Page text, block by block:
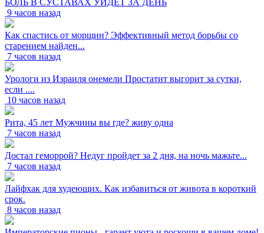
9 часов назад
Как спастись от морщин? Эффективный метод борьбы со
старением найден...
7 часов назад
Урологи из Израиля онемели Простатит выгорит за сутки,
если ....
10 часов назад
Рита, 45 лет Мужчины вы где? живу одна
7 часов назад
Достал геморрой? Недуг пройдет за 2 дня, на ночь мажьте...
7 часов назад
Лайфхак для худеющих. Как избавиться от живота в короткий
срок.
8 часов назад